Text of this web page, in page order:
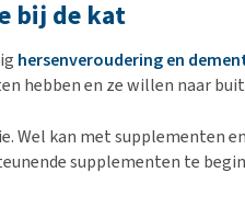
bij de kat
hersenveroudering en
hebben en ze willen naar
Wel kan met supplementen
supplementen te